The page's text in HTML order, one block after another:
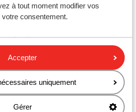
à tout moment modifier vos
consentement.
Accepter
uniquement
Gérer
d'avoir les éléments
:
bandes réfléchissante
le gilet lorsqu'il quitte la
en dehors des
de panne ou d'accident. (Les